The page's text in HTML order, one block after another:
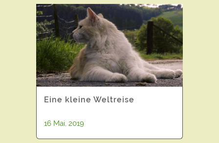
Eine kleine Weltreise
16 Mai, 2019